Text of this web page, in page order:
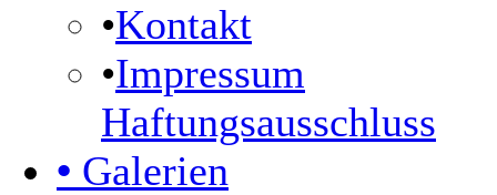
•Kontakt
•Impressum
Haftungsausschluss
• Galerien